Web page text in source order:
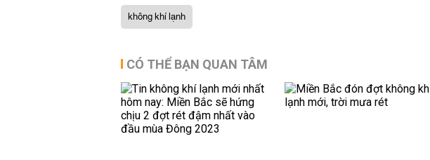
không khí lạnh
CÓ THỂ BẠN QUAN TÂM